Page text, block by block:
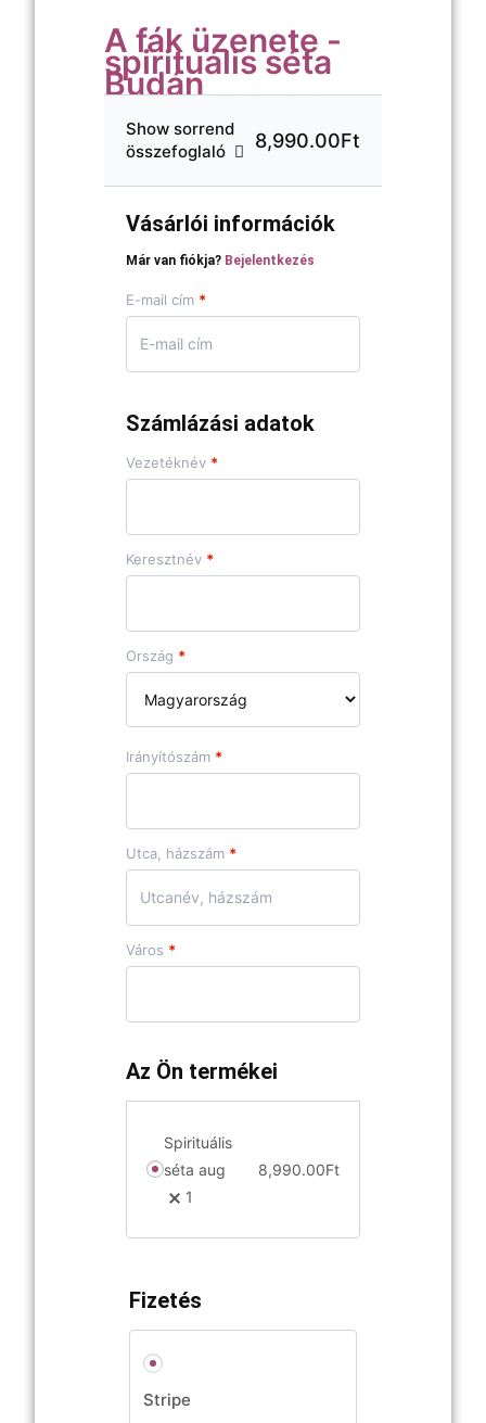
A fák üzenete -
spirituális séta
Budán
Show sorrend
összefoglaló
8,990.00Ft
Vásárlói információk
Már van fiókja? Bejelentkezés
E-mail cím *
Számlázási adatok
Vezetéknév *
Keresztnév *
Ország *
Irányítószám *
Utca, házszám *
Város *
Az Ön termékei
Spirituális
séta aug
1
8,990.00Ft
Fizetés
Stripe